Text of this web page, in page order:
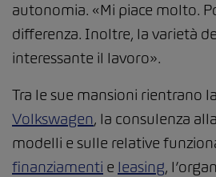
autonomia. «Mi piace molto.
differenza. Inoltre, la varietà
interessante il lavoro».
Tra le sue mansioni rientrano
Volkswagen, la consulenza
modelli e sulle relative
finanziamenti e leasing,